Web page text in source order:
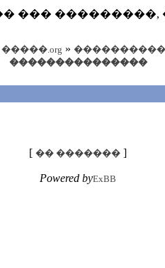
���
» ����������
���������������
[ �� ������� ]
Powered byExBB